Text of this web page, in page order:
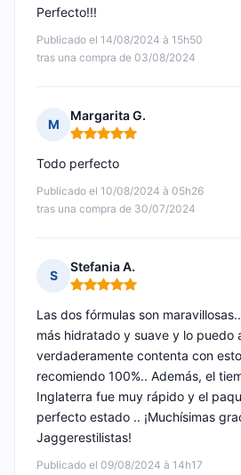
Publicado el 14/08/2024 à 15h50
tras una compra de 03/08/2024
Perfecto!!!
M
Margarita G.
Nota: 5 de 5
Publicado el 10/08/2024 à 05h26
tras una compra de 30/07/2024
Todo perfecto
S
Stefania A.
Nota: 5 de 5
Publicado el 09/08/2024 à 14h17
Las dos fórmulas son
más hidratado y suave y lo puedo
verdaderamente contenta con
recomiendo 100%.. Además, el
Inglaterra fue muy rápido y el
perfecto estado .. ¡Muchísimas
Jaggerestilistas!